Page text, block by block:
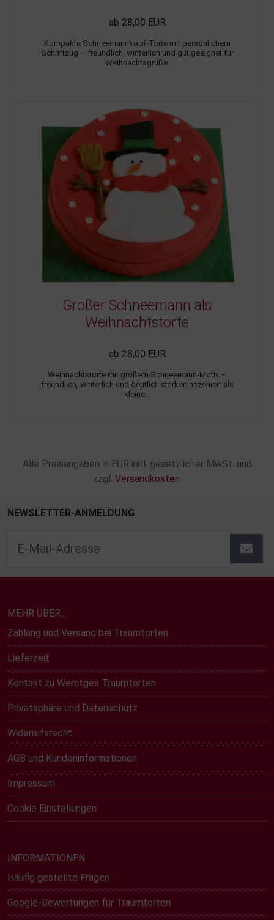
ab 28,00 EUR
Kompakte Schneemannkopf-Torte mit persönlichem
Schriftzug – freundlich, winterlich und gut geeignet für
Weihnachtsgrüße.
Großer Schneemann als
Weihnachtstorte
ab 28,00 EUR
Weihnachtstorte mit großem Schneemann-Motiv –
freundlich, winterlich und deutlich stärker inszeniert als
kleine...
Alle Preisangaben in EUR inkl. gesetzlicher MwSt. und
zzgl. Versandkosten.
NEWSLETTER-ANMELDUNG
MEHR ÜBER...
Zahlung und Versand bei Traumtorten
Lieferzeit
Kontakt zu Werntges Traumtorten
Privatsphäre und Datenschutz
Widerrufsrecht
AGB und Kundeninformationen
Impressum
Cookie Einstellungen
INFORMATIONEN
Häufig gestellte Fragen
Google-Bewertungen für Traumtorten